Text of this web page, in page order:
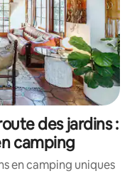
des jardins :
camping
en camping uniques